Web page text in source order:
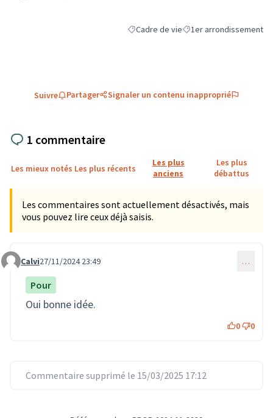
Filtrer les résultats de la catégorie :
Cadre de vieFiltrer les résultats
1er arrondissement
Suivre Partager Signaler un contenu inapproprié
1 commentaire
Les mieux notés Les plus récents
Les plus
anciens
Les plus
débattus
Les commentaires sont actuellement désactivés, mais
vous pouvez lire ceux déjà saisis.
Commentaire 2969
Calvi27/11/2024 23:49 …
Pour
Oui bonne idée.
0 0
Commentaire supprimé le 15/03/2025 17:12